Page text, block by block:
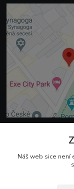
+420 225 375
Náš web sice